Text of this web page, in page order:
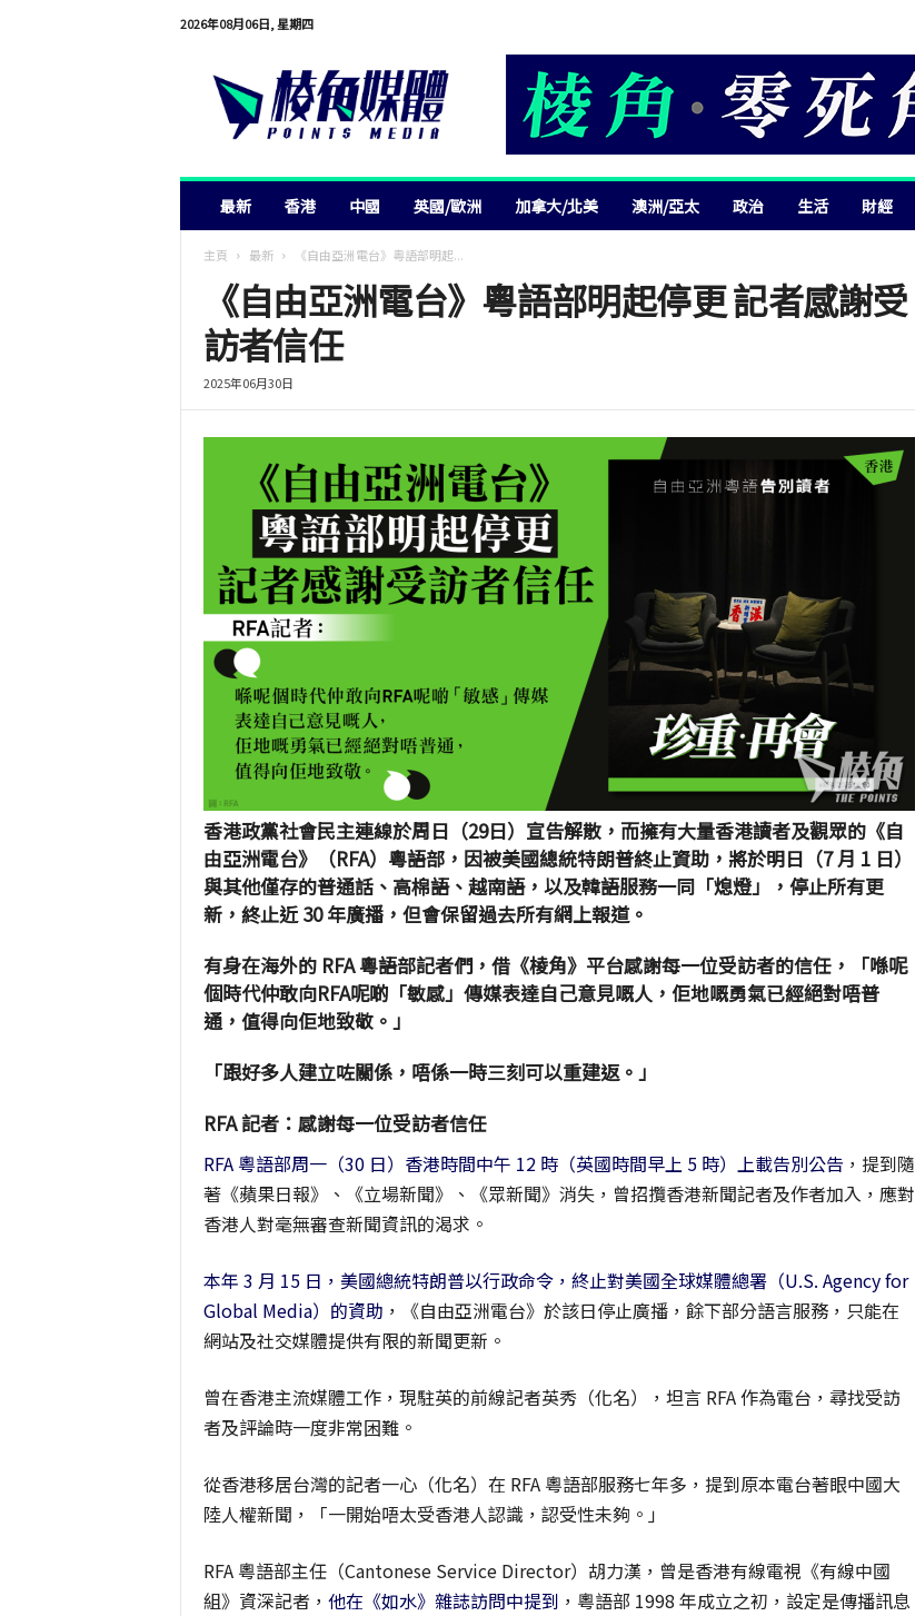
2026年08月06日, 星期四
最新 香港 中國 英國/歐洲 加拿大/北美 澳洲/亞太 政治 生活 財經
主頁 最新 《自由亞洲電台》粵語部明起...
《自由亞洲電台》粵語部明起停更 記者感謝受
訪者信任
2025年06月30日
香港政黨社會民主連線於周日（29日）宣告解散，而擁有大量香港讀者及觀眾的《自
由亞洲電台》（RFA）粵語部，因被美國總統特朗普終止資助，將於明日（7 月 1 日）
與其他僅存的普通話、高棉語、越南語，以及韓語服務一同「熄燈」，停止所有更
新，終止近 30 年廣播， 但會保留過去所有網上報道。
有身在海外的 RFA 粵語部記者們，借《棱角》平台感謝每一位受訪者的信任，「喺呢
個時代仲敢向RFA呢啲「敏感」傳媒表達自己意見嘅人，佢地嘅勇氣已經絕對唔普
通，值得向佢地致敬。」
「跟好多人建立咗關係，唔係一時三刻可以重建返。」
RFA 記者：感謝每一位受訪者信任
RFA 粵語部周一（30 日）香港時間中午 12 時（英國時間早上 5 時）上載告別公告 ，提到隨
著《蘋果日報》、《立場新聞》、《眾新聞》消失，曾招攬香港新聞記者及作者加入，應對
香港人對毫無審查新聞資訊的渴求。
本年 3 月 15 日，美國總統特朗普以行政命令，終止對美國全球媒體總署（U.S. Agency for
Global Media）的資助 ，《自由亞洲電台》於該日停止廣播，餘下部分語言服務，只能在
網站及社交媒體提供有限的新聞更新。
曾在香港主流媒體工作，現駐英的前線記者英秀（化名），坦言 RFA 作為電台，尋找受訪
者及評論時一度非常困難。
從香港移居台灣的記者一心（化名）在 RFA 粵語部服務七年多，提到原本電台著眼中國大
陸人權新聞，「一開始唔太受香港人認識，認受性未夠。」
RFA 粵語部主任（Cantonese Service Director）胡力漢，曾是香港有線電視《有線中國
組》資深記者， 他在《如水》雜誌訪問中提到 ，粵語部 1998 年成立之初，設定是傳播訊息